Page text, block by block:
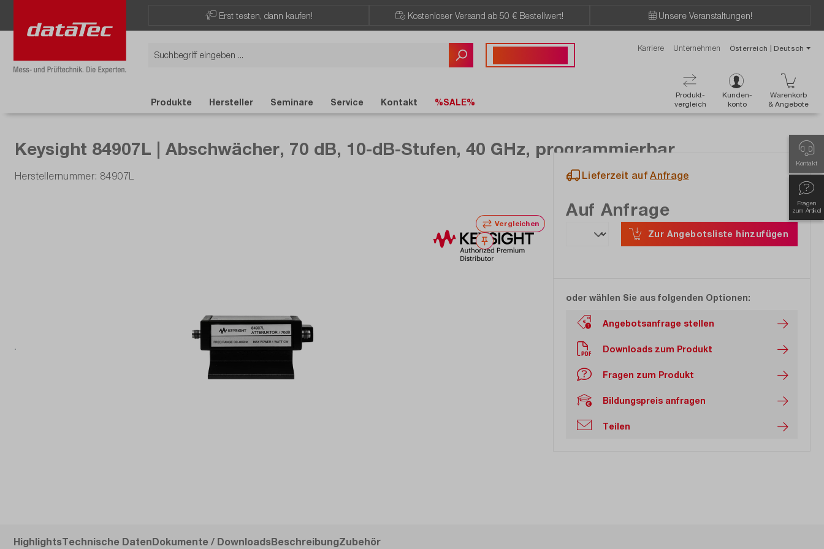
Erst testen, dann kaufen! Kostenloser Versand ab 50 € Bestellwert! Unsere Veranstaltungen!
Karriere Unternehmen Österreich | Deutsch
Produkt-
vergleich
Kunden-
konto
Warenkorb
& Angebote
Produkte Hersteller Seminare Service Kontakt %SALE%
Kontakt
Fragen
zum Artikel
Keysight 84907L | Abschwächer, 70 dB, 10-dB-Stufen, 40 GHz, programmierbar
Herstellernummer: 84907L
Vergleichen
Merken
Lieferzeit aufAnfrage
Auf Anfrage
Zur Angebotsliste hinzufügen
oder wählen Sie aus folgenden Optionen:
Angebotsanfrage stellen
Downloads zum Produkt
Fragen zum Produkt
Bildungspreis anfragen
Teilen
HighlightsTechnische DatenDokumente / DownloadsBeschreibungZubehör